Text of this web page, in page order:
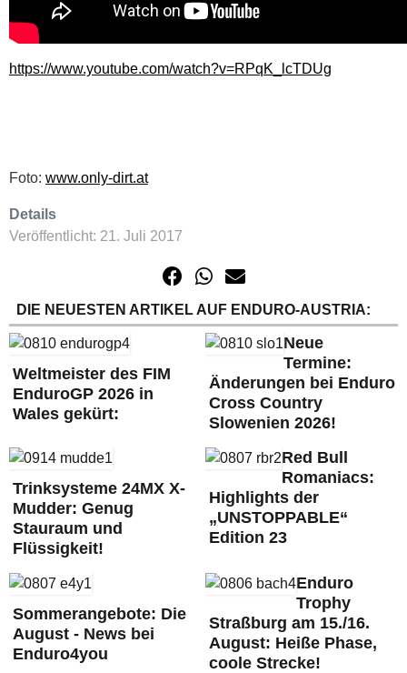
https://www.youtube.com/watch?v=RPqK_lcTDUg
Foto: www.only-dirt.at
Details
Veröffentlicht: 21. Juli 2017
DIE NEUESTEN ARTIKEL AUF ENDURO-AUSTRIA:
Weltmeister des FIM
EnduroGP 2026 in
Wales gekürt:
Neue
Termine:
Änderungen bei Enduro
Cross Country
Slowenien 2026!
Trinksysteme 24MX X-
Mudder: Genug
Stauraum und
Flüssigkeit!
Red Bull
Romaniacs:
Highlights der
„UNSTOPPABLE“
Edition 23
Sommerangebote: Die
August - News bei
Enduro4you
Enduro
Trophy
Straßburg am 15./16.
August: Heiße Phase,
coole Strecke!